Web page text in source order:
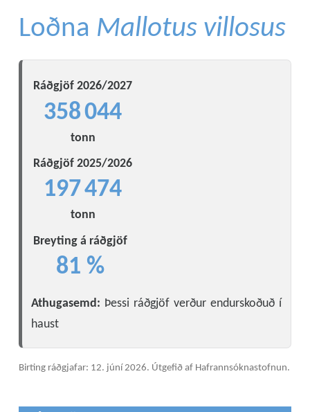
Loðna Mallotus villosus
Ráðgjöf 2026/2027
358 044
tonn
Ráðgjöf 2025/2026
197 474
tonn
Breyting á ráðgjöf
81 %
Athugasemd: Þessi ráðgjöf verður endurskoðuð í
haust
Birting ráðgjafar: 12. júní 2026. Útgefið af Hafrannsóknastofnun.